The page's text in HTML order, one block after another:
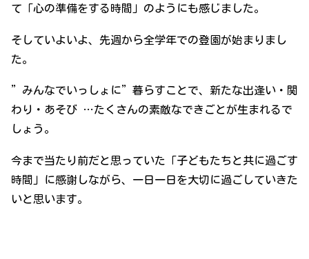
て「心の準備をする時間」のようにも感じました。
そしていよいよ、先週から全学年での登園が始まりまし
た。
”みんなでいっしょに”暮らすことで、新たな出逢い・関
わり・あそび …たくさんの素敵なできごとが生まれるで
しょう。
今まで当たり前だと思っていた「子どもたちと共に過ごす
時間」に感謝しながら、一日一日を大切に過ごしていきた
いと思います。